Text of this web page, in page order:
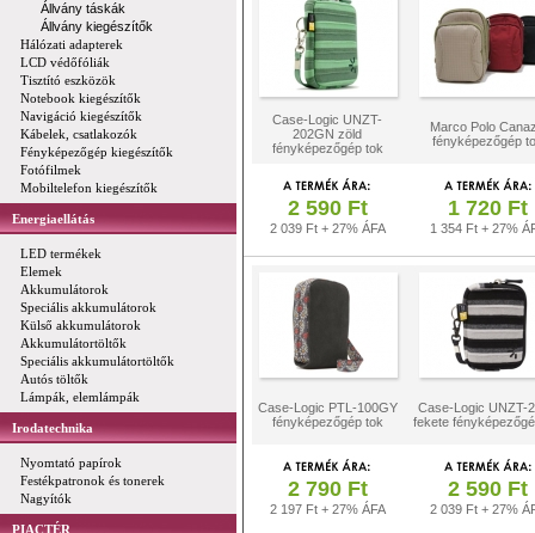
Állvány táskák
Állvány kiegészítők
Hálózati adapterek
LCD védőfóliák
Tisztító eszközök
Notebook kiegészítők
Navigáció kiegészítők
Kábelek, csatlakozók
Fényképezőgép kiegészítők
Fotófilmek
Mobiltelefon kiegészítők
Energiaellátás
LED termékek
Elemek
Akkumulátorok
Speciális akkumulátorok
Külső akkumulátorok
Akkumulátortöltők
Speciális akkumulátortöltők
Autós töltők
Lámpák, elemlámpák
Irodatechnika
Nyomtató papírok
Festékpatronok és tonerek
Nagyítók
PIACTÉR
Case-Logic UNZT-
202GN zöld
fényképezőgép tok
Marco Polo
fényképezőgép
2 590 Ft
2 039 Ft + 27% ÁFA
1 720 Ft
1 354 Ft + 27%
Case-Logic PTL-100GY
fényképezőgép tok
Case-Logic UNZT-
fekete
2 790 Ft
2 197 Ft + 27% ÁFA
2 590 Ft
2 039 Ft + 27%